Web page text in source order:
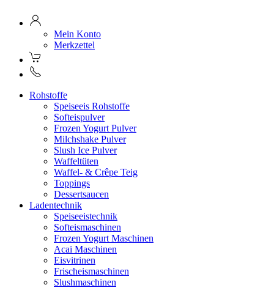
Mein Konto
Merkzettel
Rohstoffe
Speiseeis Rohstoffe
Softeispulver
Frozen Yogurt Pulver
Milchshake Pulver
Slush Ice Pulver
Waffeltüten
Waffel- & Crêpe Teig
Toppings
Dessertsaucen
Ladentechnik
Speiseeistechnik
Softeismaschinen
Frozen Yogurt Maschinen
Acai Maschinen
Eisvitrinen
Frischeismaschinen
Slushmaschinen